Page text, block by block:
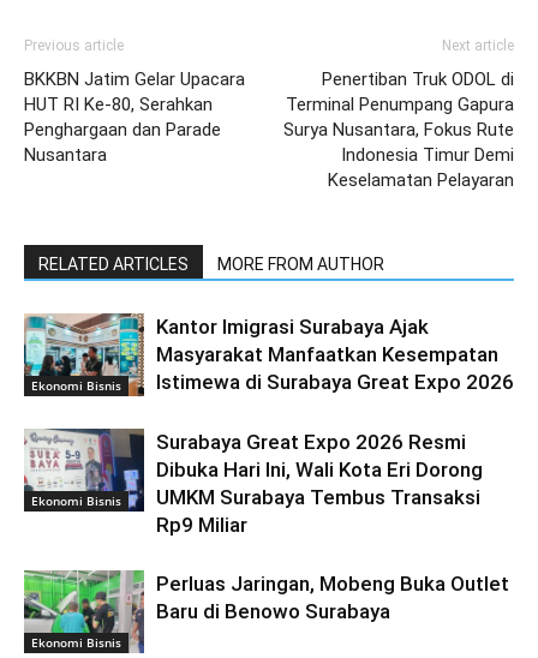
Previous article
BKKBN Jatim Gelar Upacara
HUT RI Ke-80, Serahkan
Penghargaan dan Parade
Nusantara
Next article
Penertiban Truk ODOL di
Terminal Penumpang Gapura
Surya Nusantara, Fokus Rute
Indonesia Timur Demi
Keselamatan Pelayaran
RELATED ARTICLES MORE FROM AUTHOR
Ekonomi Bisnis
Kantor Imigrasi Surabaya Ajak
Masyarakat Manfaatkan Kesempatan
Istimewa di Surabaya Great Expo 2026
Ekonomi Bisnis
Surabaya Great Expo 2026 Resmi
Dibuka Hari Ini, Wali Kota Eri Dorong
UMKM Surabaya Tembus Transaksi
Rp9 Miliar
Ekonomi Bisnis
Perluas Jaringan, Mobeng Buka Outlet
Baru di Benowo Surabaya